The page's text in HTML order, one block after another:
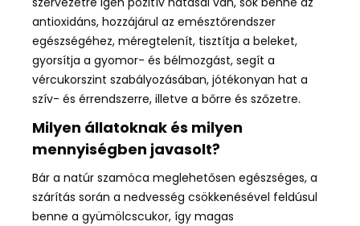
antioxidáns, hozzájárul az emésztőrendszer
egészségéhez, méregtelenít, tisztítja a beleket,
gyorsítja a gyomor- és bélmozgást, segít a
vércukorszint szabályozásában, jótékonyan hat a
szív- és érrendszerre, illetve a bőrre és szőzetre.
Milyen állatoknak és milyen
mennyiségben javasolt?
Bár a natúr szamóca meglehetősen egészséges, a
szárítás során a nedvesség csökkenésével feldúsul
benne a gyümölcscukor, így magas